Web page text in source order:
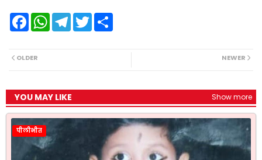
F
a
b
o
W
T
e
T
w
NEWER
OLDER
YOU MAY LIKE Show more
पीलीभीत